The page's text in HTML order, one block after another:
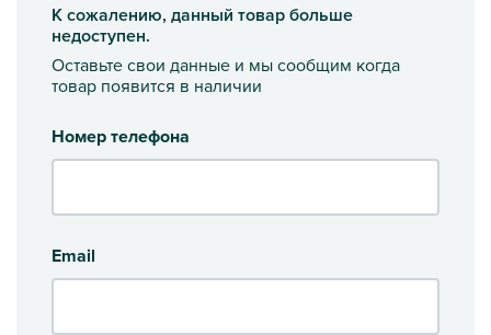
К сожалению, данный товар больше
недоступен.
Оставьте свои данные и мы сообщим когда
товар появится в наличии
Номер телефона
Email